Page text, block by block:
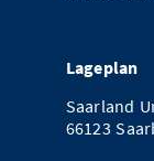
Lageplan
Saarland
66123